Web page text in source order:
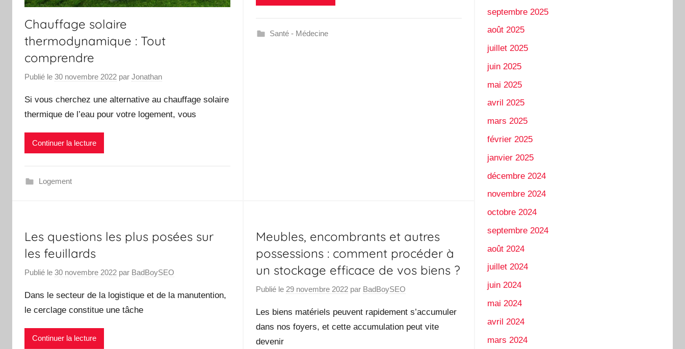
Chauffage solaire
thermodynamique : Tout
comprendre
Publié le 30 novembre 2022 par Jonathan
Si vous cherchez une alternative au chauffage solaire
thermique de l’eau pour votre logement, vous
Continuer la lecture
Logement
Santé - Médecine
Les questions les plus posées sur
les feuillards
Publié le 30 novembre 2022 par BadBoySEO
Dans le secteur de la logistique et de la manutention,
le cerclage constitue une tâche
Continuer la lecture
Meubles, encombrants et autres
possessions : comment procéder à
un stockage efficace de vos biens ?
Publié le 29 novembre 2022par BadBoySEO
Les biens matériels peuvent rapidement s’accumuler
dans nos foyers, et cette accumulation peut vite
devenir
septembre 2025
août 2025
juillet 2025
juin 2025
mai 2025
avril 2025
mars 2025
février 2025
janvier 2025
décembre 2024
novembre 2024
octobre 2024
septembre 2024
août 2024
juillet 2024
juin 2024
mai 2024
avril 2024
mars 2024